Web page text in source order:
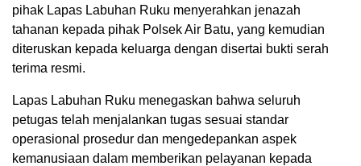
pihak Lapas Labuhan Ruku menyerahkan jenazah
tahanan kepada pihak Polsek Air Batu, yang kemudian
diteruskan kepada keluarga dengan disertai bukti serah
terima resmi.
Lapas Labuhan Ruku menegaskan bahwa seluruh
petugas telah menjalankan tugas sesuai standar
operasional prosedur dan mengedepankan aspek
kemanusiaan dalam memberikan pelayanan kepada